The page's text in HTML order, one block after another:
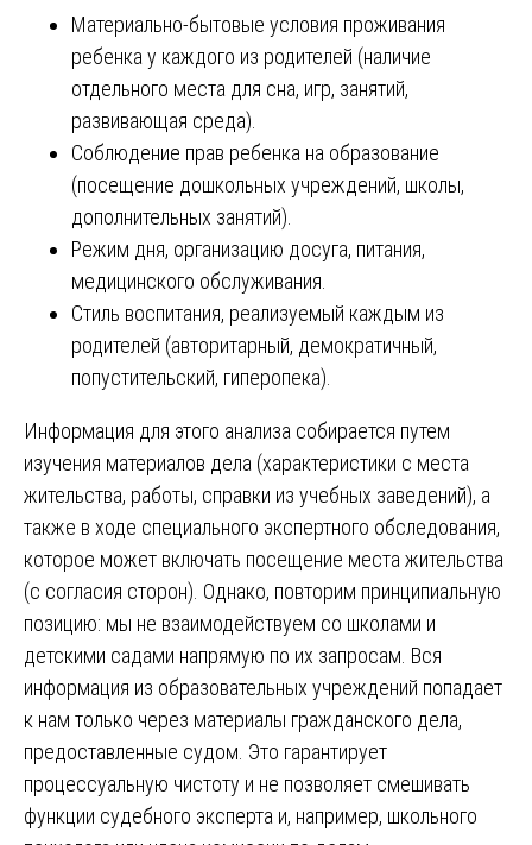
Материально-бытовые условия проживания
ребенка у каждого из родителей (наличие
отдельного места для сна, игр, занятий,
развивающая среда).
Соблюдение прав ребенка на образование
(посещение дошкольных учреждений, школы,
дополнительных занятий).
Режим дня, организацию досуга, питания,
медицинского обслуживания.
Стиль воспитания, реализуемый каждым из
родителей (авторитарный, демократичный,
попустительский, гиперопека).
Информация для этого анализа собирается путем
изучения материалов дела (характеристики с места
жительства, работы, справки из учебных заведений), а
также в ходе специального экспертного обследования,
которое может включать посещение места жительства
(с согласия сторон). Однако, повторим принципиальную
позицию: мы не взаимодействуем со школами и
детскими садами напрямую по их запросам. Вся
информация из образовательных учреждений попадает
к нам только через материалы гражданского дела,
предоставленные судом. Это гарантирует
процессуальную чистоту и не позволяет смешивать
функции судебного эксперта и, например, школьного